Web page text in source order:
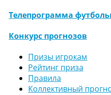
Телепрограмма
Конкурс прогнозов
Призы игрокам
Рейтинг приза
Правила
Коллективный